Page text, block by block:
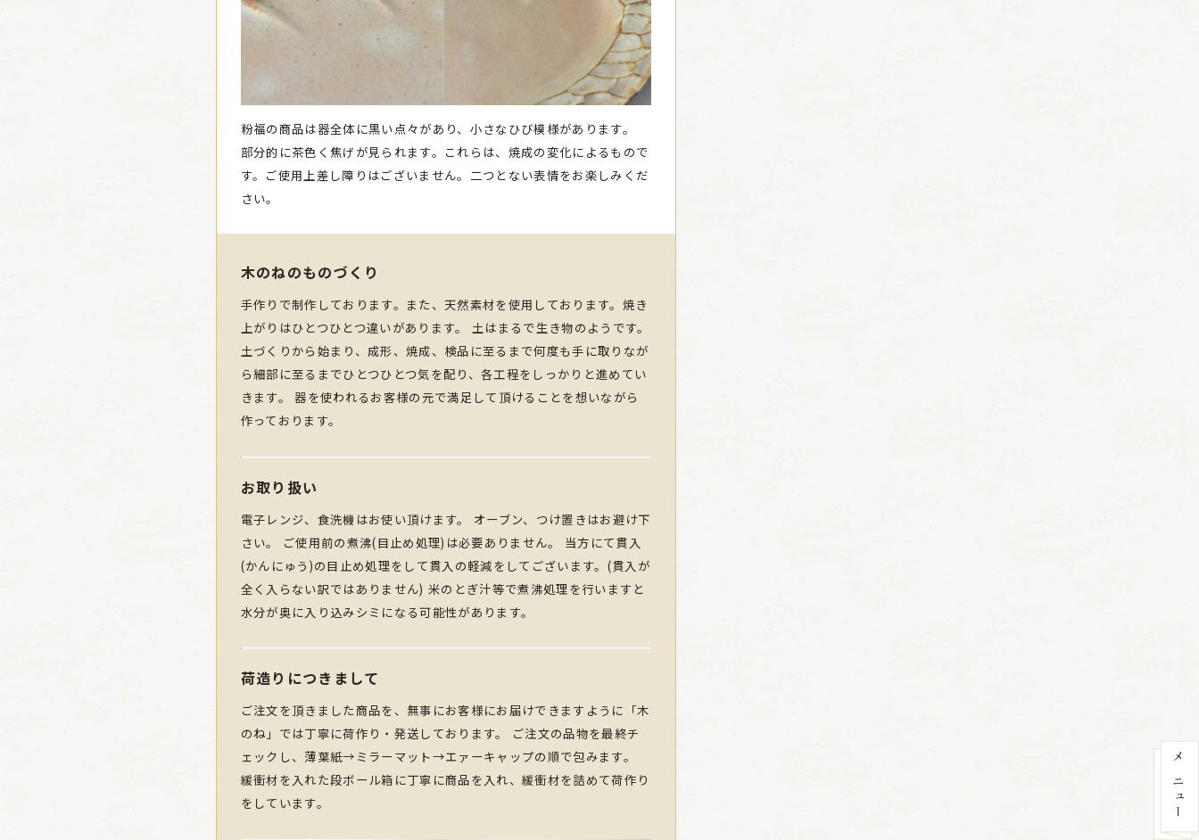
粉福の商品は器全体に黒い点々があり、小さなひび模様があります。
部分的に茶色く焦げが見られます。これらは、焼成の変化によるもので
す。ご使用上差し障りはございません。二つとない表情をお楽しみくだ
さい。
木のねのものづくり
手作りで制作しております。また、天然素材を使用しております。焼き
上がりはひとつひとつ違いがあります。 土はまるで生き物のようです。
土づくりから始まり、成形、焼成、検品に至るまで何度も手に取りなが
ら細部に至るまでひとつひとつ気を配り、各工程をしっかりと進めてい
きます。 器を使われるお客様の元で満足して頂けることを想いながら
作っております。
お取り扱い
電子レンジ、食洗機はお使い頂けます。 オーブン、つけ置きはお避け下
さい。 ご使用前の煮沸(目止め処理)は必要ありません。 当方にて貫入
(かんにゅう)の目止め処理をして貫入の軽減をしてございます。(貫入が
全く入らない訳ではありません) 米のとぎ汁等で煮沸処理を行いますと
水分が奥に入り込みシミになる可能性があります。
荷造りにつきまして
ご注文を頂きました商品を、無事にお客様にお届けできますように「木
のね」では丁寧に荷作り・発送しております。 ご注文の品物を最終チ
ェックし、薄葉紙→ミラーマット→エァーキャップの順で包みます。
緩衝材を入れた段ボール箱に丁寧に商品を入れ、緩衝材を詰めて荷作り
をしています。